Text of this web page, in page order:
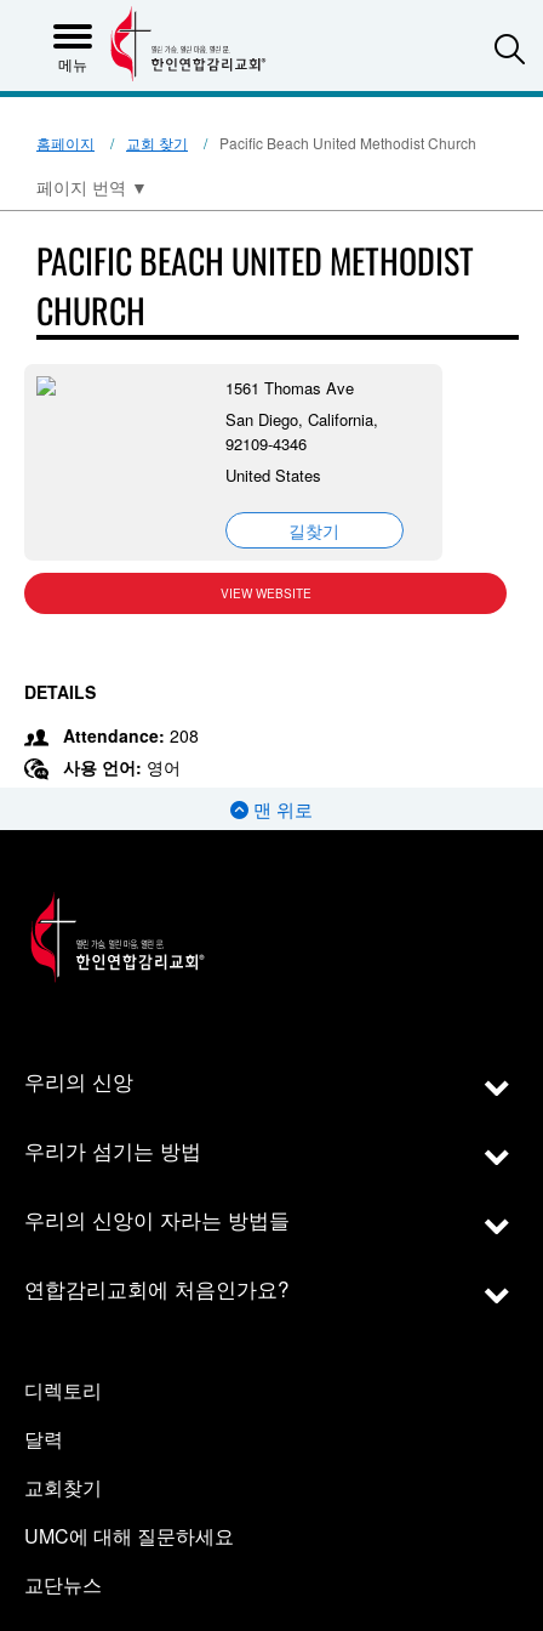
메뉴
홈페이지 교회 찾기 Pacific Beach United Methodist Church
페이지 번역 ▼
PACIFIC BEACH UNITED METHODIST
CHURCH
1561 Thomas Ave
San Diego, California,
92109-4346
United States
길찾기
VIEW WEBSITE
DETAILS
Attendance: 208
사용 언어: 영어
맨 위로
우리의 신앙
우리가 섬기는 방법
우리의 신앙이 자라는 방법들
연합감리교회에 처음인가요?
디렉토리
달력
교회찾기
UMC에 대해 질문하세요
교단뉴스